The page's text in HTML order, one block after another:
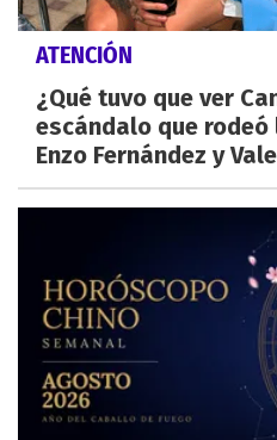
ATENCIÓN
¿Qué tuvo que ver
escándalo que
Enzo Fernández y